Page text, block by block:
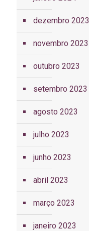
dezembro 2023
novembro 2023
outubro 2023
setembro 2023
agosto 2023
julho 2023
junho 2023
abril 2023
março 2023
janeiro 2023